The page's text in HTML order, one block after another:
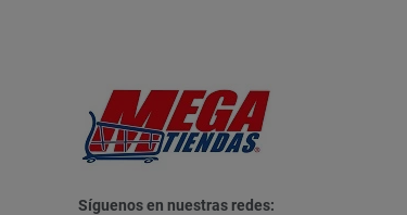
Síguenos en nuestras redes: